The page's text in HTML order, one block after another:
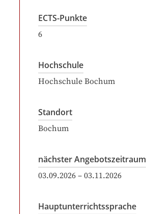
ECTS-Punkte
6
Hochschule
Hochschule Bochum
Standort
Bochum
nächster Angebotszeitraum
03.09.2026 – 03.11.2026
Hauptunterrichtssprache